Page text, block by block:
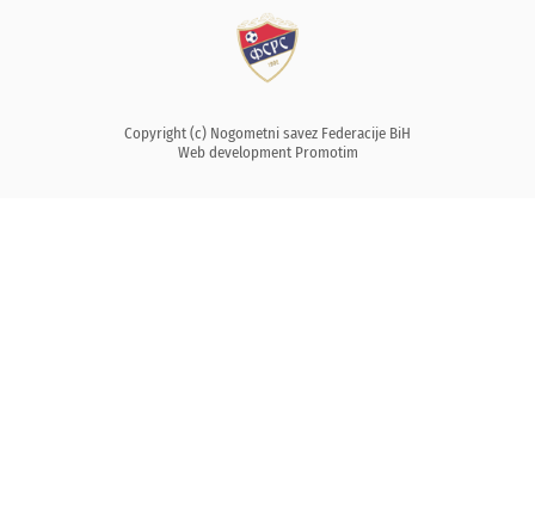
Copyright (c) Nogometni savez Federacije BiH
Web development Promotim